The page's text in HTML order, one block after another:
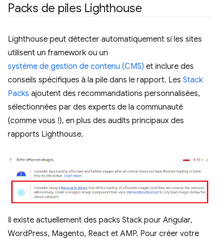
Packs de piles Lighthouse
Lighthouse peut détecter automatiquement si les sites
utilisent un framework ou un
système de gestion de contenu (CMS) et inclure des
conseils spécifiques à la pile dans le rapport. Les Stack
Packs ajoutent des recommandations personnalisées,
sélectionnées par des experts de la communauté
(comme vous !), en plus des audits principaux des
rapports Lighthouse.
Il existe actuellement des packs Stack pour Angular,
WordPress, Magento, React et AMP. Pour créer votre